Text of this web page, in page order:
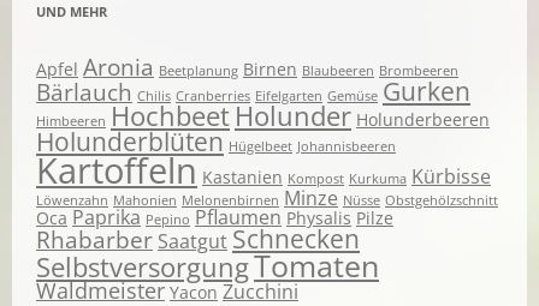
UND MEHR
Apfel Aronia Beetplanung Birnen Blaubeeren Brombeeren
Bärlauch Chilis Cranberries Eifelgarten Gemüse Gurken
Himbeeren HochbeetHolunder Holunderbeeren
Holunderblüten Hügelbeet Johannisbeeren
Kartoffeln Kastanien Kompost Kurkuma Kürbisse
Löwenzahn Mahonien Melonenbirnen Minze Nüsse Obstgehölzschnitt
Oca Paprika Pepino Pflaumen Physalis Pilze
Rhabarber SaatgutSchnecken
SelbstversorgungTomaten
Waldmeister Yacon Zucchini